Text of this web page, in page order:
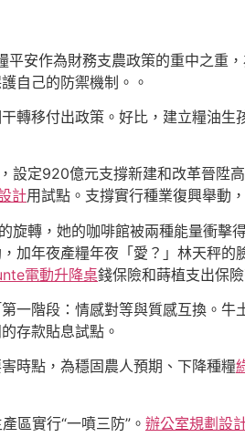
安作為財務支農政策的重中之重
自己的防禦機制。。
轉移付出政策。好比，建立糧油生
設定920億元支撐新建和改革晉陞
計用試點。支撐實行種業復興舉動
旋轉，她的咖啡館被兩種能量衝擊
加年夜產糧年夜「愛？」林天秤
電動升降桌錢保險和蒔植支出保
一階段：情感對等與質感互換。牛
存款貼息試點。
時點，為穩固農人預期、下降種糧
區實行“一噴三防”。 辦公室規劃設